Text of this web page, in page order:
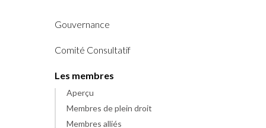
Gouvernance
Comité Consultatif
Les membres
Aperçu
Membres de plein droit
Membres alliés